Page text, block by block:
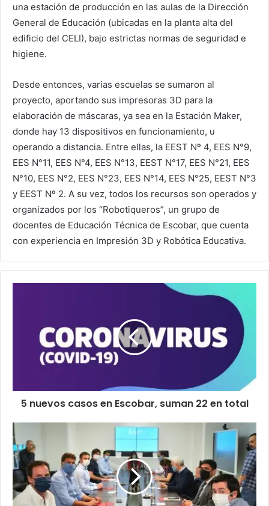
una estación de producción en las aulas de la Dirección
General de Educación (ubicadas en la planta alta del
edificio del CELI), bajo estrictas normas de seguridad e
higiene.
Desde entonces, varias escuelas se sumaron al
proyecto, aportando sus impresoras 3D para la
elaboración de máscaras, ya sea en la Estación Maker,
donde hay 13 dispositivos en funcionamiento, u
operando a distancia. Entre ellas, la EEST Nº 4, EES N°9,
EES N°11, EES N°4, EES N°13, EEST N°17, EES N°21, EES
N°10, EES N°2, EES N°23, EES N°14, EES N°25, EEST N°3
y EEST Nº 2. A su vez, todos los recursos son operados y
organizados por los “Robotiqueros”, un grupo de
docentes de Educación Técnica de Escobar, que cuenta
con experiencia en Impresión 3D y Robótica Educativa.
5 nuevos casos en Escobar, suman 22 en total